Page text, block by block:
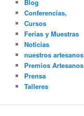
Blog
Conferencias,
Cursos
Ferias y Muestras
Noticias
nuestros artesanos
Premios Artesanos
Prensa
Talleres